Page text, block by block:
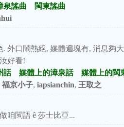
泉謠曲
閩東謠曲
. 外口鬧熱絕, 媒體遍塊有, 消息夠
好看!
話
媒體上的漳泉話
媒體上的閩
福京小子, iapsianchin, 王取之
咱閩語 ê 莎士比亞...